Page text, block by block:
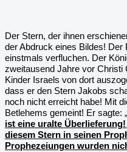
Der Stern, der ihnen
der Abdruck eines Bildes! Der
einstmals verfluchen. Der
zweitausend Jahre vor Christi
Kinder Israels von dort
dass er den Stern Jakobs
noch nicht erreicht habe! Mit
Betlehems gemeint! Er sagte:
ist eine uralte
diesem Stern in seinen
Prophezeiungen wurden